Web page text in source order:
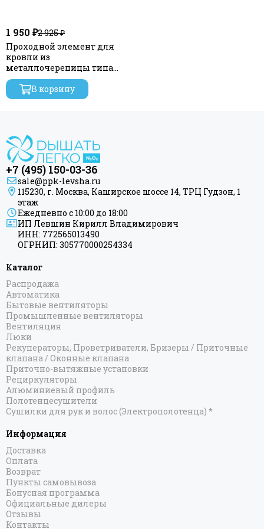
1 950 ₽2 925 ₽
Проходной элемент для
кровли из
металлочерепицы типа
Квинта, коричневый RAL
8017, серия Static
В корзину
+7 (495) 150-03-36
sale@ppk-levsha.ru
115230, г. Москва, Каширское шоссе 14, ТРЦ Гудзон, 1
этаж
Ежедневно с 10:00 до 18:00
ИП Левшин Кирилл Владимирович
ИНН: 772565013490
ОГРНИП: 305770000254334
Каталог
Распродажа
Автоматика
Бытовые вентиляторы
Промышленные вентиляторы
Вентиляция
Люки
Рекуператоры, Проветриватели, Бризеры / Приточные
клапана / Оконные клапана
Приточно-вытяжные установки
Рециркуляторы
Алюминиевый профиль
Полотенцесушители
Сушилки для рук и волос (Электрополотенца) *
Информация
Доставка
Оплата
Возврат
Пункты самовывоза
Бонусная программа
Официальные дилеры
Отзывы
Контакты